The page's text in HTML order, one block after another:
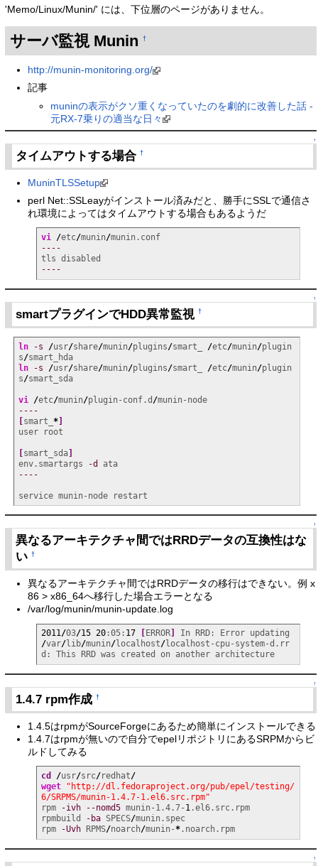
'Memo/Linux/Munin/' には、下位層のページがありません。
サーバ監視 Munin †
http://munin-monitoring.org/
記事
muninの表示がクソ重くなっていたのを劇的に改善した話 -
元RX-7乗りの適当な日々
↑
タイムアウトする場合†
MuninTLSSetup
perl Net::SSLeayがインストール済みだと、勝手にSSLで通信さ
れ環境によってはタイムアウトする場合もあるようだ
vi /etc/munin/
munin.conf
----
----
↑
smartプラグインでHDD異常監視†
ln -s /usr/share/munin/plugins/smart_ /etc/munin/plugin
s/
smart_hda
ln
-s /usr/share/munin/plugins/smart_ /etc/munin/plugin
s/smart_sda
vi /etc/munin/plugin-conf.d /
munin-node
----
[smart_ *]
user root
[smart_sda]
env.smartargs
-d
ata
----
service munin-node restart
↑
異なるアーキテクチャ間ではRRDデータの互換性はな
い†
異なるアーキテクチャ間ではRRDデータの移行はできない。例 x
86 > x86_64へ移行した場合エラーとなる
/var/log/munin/munin-update.log
2011/03/15 20:05: 17 ERROR]
/var/lib/munin/localhost/localhost-cpu-system-d.rr
d: This RRD was created on another architecture
↑
1.4.7 rpm作成†
1.4.5はrpmがSourceForgeにあるため簡単にインストールできる
1.4.7はrpmが無いので自分でepelリポジトリにあるSRPMからビ
ルドしてみる
cd /usr/src/redhat/
wget
"http://dl.fedoraproject.org/pub/epel/testing/
6/SRPMS/munin-1.4.7-1.el6.src.rpm"
rpm
-ivh --nomd5 munin-1.4.7- 1.el6.src.rpm
rpmbuild
-ba SPECS/munin.spec
rpm
-Uvh RPMS/noarch/munin-*.noarch.rpm
↑